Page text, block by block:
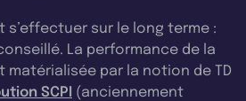
s’effectuer sur le long terme :
La performance de la
matérialisée par la notion de TD
SCPI (anciennement